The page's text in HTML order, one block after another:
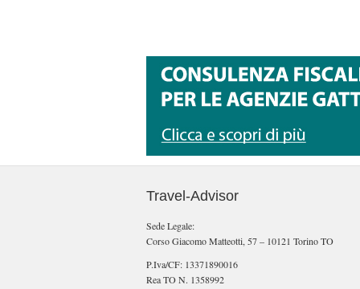
Travel-Advisor
Sede Legale:
Corso Giacomo Matteotti, 57 – 10121 Torino TO
P.Iva/CF: 13371890016
Rea TO N. 1358992